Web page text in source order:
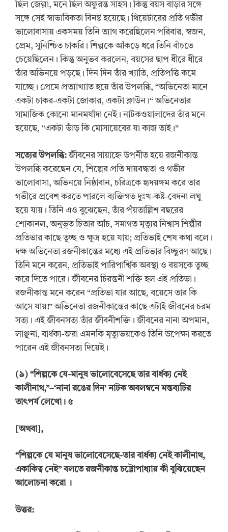
ছিল জেল্লা, মনে ছিল অফুরন্ত সাহস। কিন্তু বয়স বাড়ার সঙ্গে
সঙ্গে সেই স্বাভাবিকতা বিনষ্ট হয়েছে। থিয়েটারের প্রতি গভীর
ভালোবাসায় একসময় তিনি ত্যাগ করেছিলেন পরিবার, স্বজন,
প্রেম, সুনিশ্চিত চাকরি। শিল্পকে আঁকড়ে ধরে তিনি বাঁচতে
চেয়েছিলেন। কিন্তু অনুভব করলেন, বয়সের ছাপ ধীরে ধীরে
তাঁর অভিনয়ে পড়ছে। দিন দিন তাঁর খ্যাতি, প্রতিপত্তি কমে
যাচ্ছে। প্রেমে প্রত্যাখ্যাত হয়ে তাঁর উপলব্ধি, “অভিনেতা মানে
একটা চাকর-একটা জোকার, একটা ক্লাউন।“ অভিনেতার
সামাজিক কোনো মানমর্যাদা নেই। নাটকওয়ালাদের তাঁর মনে
হয়েছে, “একটা ভাঁড় কি মোসায়েবের যা কাজ তাই।”
সত্যের উপলব্ধি:জীবনের সায়াহ্নে উপনীত হয়ে রজনীকান্ত
উপলব্ধি করেছেন যে, শিল্পের প্রতি দায়বদ্ধতা ও গভীর
ভালোবাসা, অভিনয়ে নিষ্ঠাবান, চরিত্রকে হৃদয়ঙ্গম করে তার
গভীরে প্রবেশ করতে পারলে ব্যক্তিগত দুঃখ-কষ্ট-বেদনা লঘু
হয়ে যায়। তিনি এও বুঝেছেন, তাঁর পঁয়তাল্লিশ বছরের
শোকানল, অনুভূত চিতার আঁচ, সমাগত মৃত্যুর নিশ্বাস শিল্পীর
প্রতিভার কাছে তুচ্ছ ও ক্ষুদ্র হয়ে যায়; প্রতিভাই শেষ কথা বলে।
দক্ষ অভিনেতা রজনীকান্তের মধ্যে এই প্রতিভার বিচ্ছুরণ আছে।
তিনি মনে করেন, প্রতিভাই পারিপার্শ্বিক অবস্থা ও বয়সকে তুচ্ছ
করে দিতে পারে। জীবনের চিরন্তনী শক্তি হল এই প্রতিভা।
রজনীকান্ত মনে করেন “প্রতিভা যার আছে, বয়েসে তার কি
আসে যায়!” অভিনেতা রজনীকান্তের কাছে এটাই জীবনের চরম
সত্য। এই জীবনসত্য তাঁর জীবনীশক্তি। জীবনের নানা অপমান,
লাঞ্ছনা, বার্ধক্য-জরা এমনকি মৃত্যুভয়কেও তিনি উপেক্ষা করতে
পারেন এই জীবনসত্য দিয়েই।
(৯) “শিল্পকে যে-মানুষ ভালোবেসেছে তার বার্ধক্য নেই
কালীনাথ,”–‘নানা রঙের দিন’ নাটক অবলম্বনে মন্তব্যটির
তাৎপর্য লেখো। ৫
[অথবা ,
“শিল্পকে যে মানুষ ভালোবেসেছে-তার বার্ধক্য নেই কালীনাথ,
একাকিত্ব নেই” বলতে রজনীকান্ত চট্টোপাধ্যায় কী বুঝিয়েছেন
আলোচনা করো ।
উত্তর: